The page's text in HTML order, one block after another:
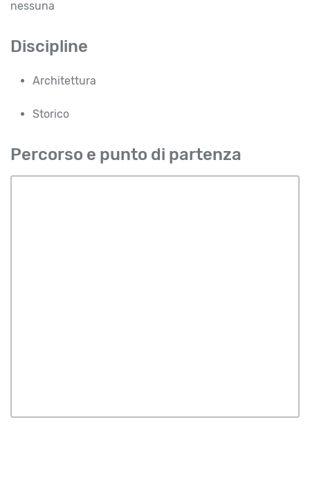
nessuna
Discipline
Architettura
Storico
Percorso e punto di partenza